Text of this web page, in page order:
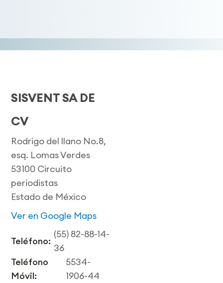
SISVENT SA DE
CV
Rodrigo del llano No.8,
esq. Lomas Verdes
53100 Circuito
periodistas
Estado de México
Ver en Google Maps
Teléfono:
(55) 82-88-14-
36
Teléfono
Móvil:
5534-
1906-44